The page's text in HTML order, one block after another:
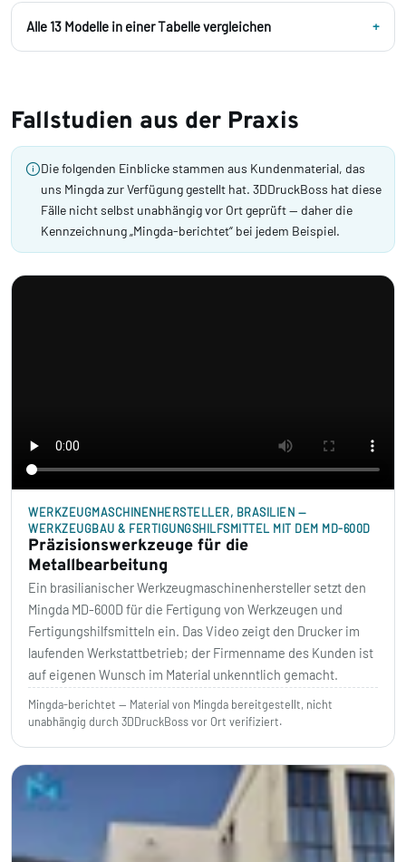
Alle 13 Modelle in einer Tabelle vergleichen
Fallstudien aus der Praxis
Die folgenden Einblicke stammen aus Kundenmaterial, das
uns Mingda zur Verfügung gestellt hat. 3DDruckBoss hat diese
Fälle nicht selbst unabhängig vor Ort geprüft — daher die
Kennzeichnung „Mingda-berichtet“ bei jedem Beispiel.
WERKZEUGMASCHINENHERSTELLER, BRASILIEN —
WERKZEUGBAU & FERTIGUNGSHILFSMITTEL MIT DEM MD-600D
Präzisionswerkzeuge für die
Metallbearbeitung
Ein brasilianischer Werkzeugmaschinenhersteller setzt den
Mingda MD-600D für die Fertigung von Werkzeugen und
Fertigungshilfsmitteln ein. Das Video zeigt den Drucker im
laufenden Werkstattbetrieb; der Firmenname des Kunden ist
auf eigenen Wunsch im Material unkenntlich gemacht.
Mingda-berichtet — Material von Mingda bereitgestellt, nicht
unabhängig durch 3DDruckBoss vor Ort verifiziert.